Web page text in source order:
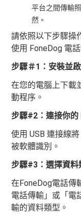
平台之間傳輸
然。
請依照以下步驟操
使用 FoneDog 電話
步驟＃1：安裝並
在您的電腦上下載
動程序。
步驟#2：連接你
使用 USB 連接線
被軟體識別。
步驟#3：選擇資料
在FoneDog電話傳
電話傳輸」或「電
輸的資料類型。